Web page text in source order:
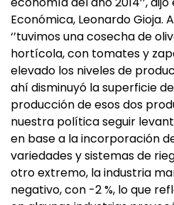
Económica, Leonardo Gioja.
‘’tuvimos una cosecha de
hortícola, con tomates y
elevado los niveles de
ahí disminuyó la superficie
producción de esos dos
nuestra política seguir
en base a la incorporación
variedades y sistemas de
otro extremo, la industria
negativo, con -2 %, lo que